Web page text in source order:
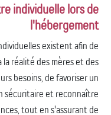
individuelle lors de
l'hébergement
existent afin de
la réalité des mères et des
besoins, de favoriser un
sécuritaire et reconnaître
tout en s'assurant de